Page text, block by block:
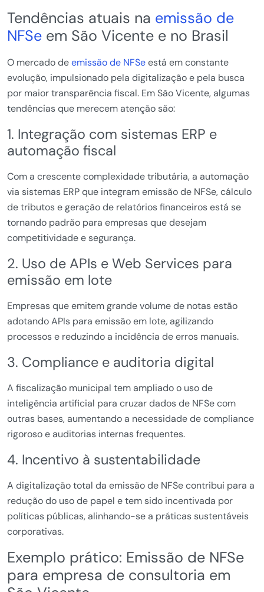
Tendências atuais na emissão de
NFSe em São Vicente e no Brasil
O mercado deemissão de NFSeestá em constante
evolução, impulsionado pela digitalização e pela busca
por maior transparência fiscal. Em São Vicente, algumas
tendências que merecem atenção são:
1. Integração com sistemas ERP e
automação fiscal
Com a crescente complexidade tributária, a automação
via sistemas ERP que integram emissão de NFSe, cálculo
de tributos e geração de relatórios financeiros está se
tornando padrão para empresas que desejam
competitividade e segurança.
2. Uso de APIs e Web Services para
emissão em lote
Empresas que emitem grande volume de notas estão
adotando APIs para emissão em lote, agilizando
processos e reduzindo a incidência de erros manuais.
3. Compliance e auditoria digital
A fiscalização municipal tem ampliado o uso de
inteligência artificial para cruzar dados de NFSe com
outras bases, aumentando a necessidade de compliance
rigoroso e auditorias internas frequentes.
4. Incentivo à sustentabilidade
A digitalização total da emissão de NFSe contribui para a
redução do uso de papel e tem sido incentivada por
políticas públicas, alinhando-se a práticas sustentáveis
corporativas.
Exemplo prático: Emissão de NFSe
para empresa de consultoria em